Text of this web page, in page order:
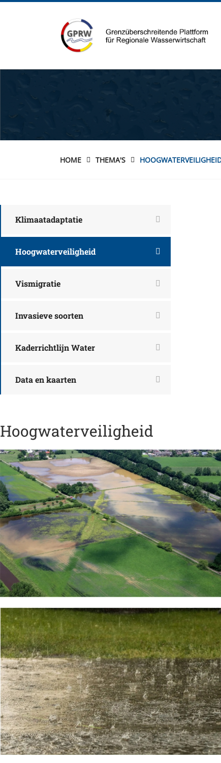
HOME THEMA'S
Klimaatadaptatie
Hoogwaterveiligheid
Vismigratie
Invasieve soorten
Kaderrichtlijn Water
Data en kaarten
Hoogwaterveiligheid